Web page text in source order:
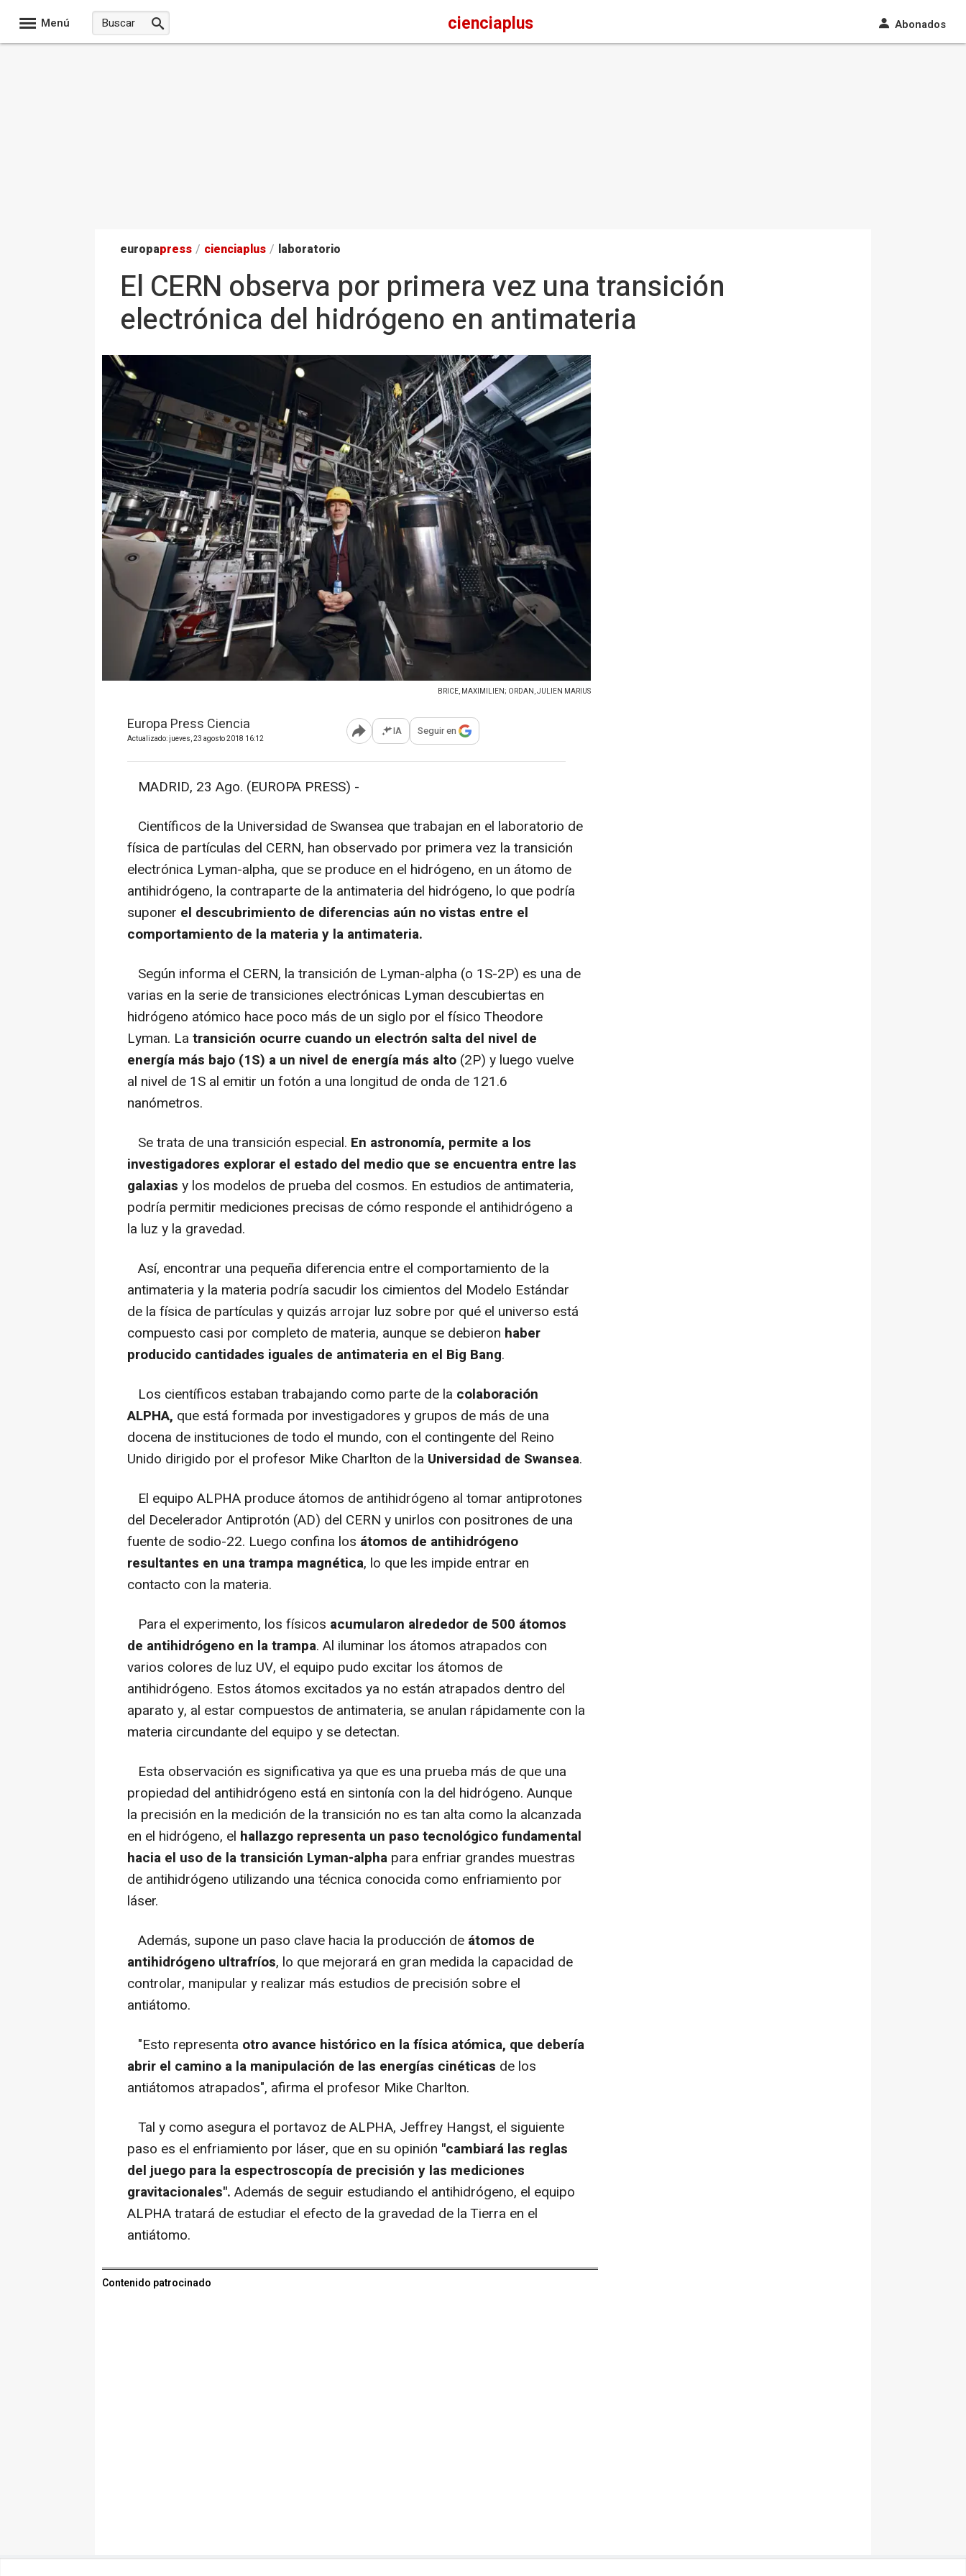
Menú cienciaplus Abonados
europapress / cienciaplus / laboratorio
El CERN observa por primera vez una transición
electrónica del hidrógeno en antimateria
BRICE, MAXIMILIEN; ORDAN, JULIEN MARIUS
Europa Press Ciencia
Actualizado: jueves, 23 agosto 2018 16:12 Abrir opciones para compartir
IA Seguir en
MADRID, 23 Ago. (EUROPA PRESS) -
Científicos de la Universidad de Swansea que trabajan en el laboratorio de
física de partículas del CERN, han observado por primera vez la transición
electrónica Lyman-alpha, que se produce en el hidrógeno, en un átomo de
antihidrógeno, la contraparte de la antimateria del hidrógeno, lo que podría
suponer el descubrimiento de diferencias aún no vistas entre el
comportamiento de la materia y la antimateria.
Según informa el CERN, la transición de Lyman-alpha (o 1S-2P) es una de
varias en la serie de transiciones electrónicas Lyman descubiertas en
hidrógeno atómico hace poco más de un siglo por el físico Theodore
Lyman. La transición ocurre cuando un electrón salta del nivel de
energía más bajo (1S) a un nivel de energía más alto (2P) y luego vuelve
al nivel de 1S al emitir un fotón a una longitud de onda de 121.6
nanómetros.
Se trata de una transición especial. En astronomía, permite a los
investigadores explorar el estado del medio que se encuentra entre las
galaxias y los modelos de prueba del cosmos. En estudios de antimateria,
podría permitir mediciones precisas de cómo responde el antihidrógeno a
la luz y la gravedad.
Así, encontrar una pequeña diferencia entre el comportamiento de la
antimateria y la materia podría sacudir los cimientos del Modelo Estándar
de la física de partículas y quizás arrojar luz sobre por qué el universo está
compuesto casi por completo de materia, aunque se debieron haber
producido cantidades iguales de antimateria en el Big Bang.
Los científicos estaban trabajando como parte de la colaboración
ALPHA, que está formada por investigadores y grupos de más de una
docena de instituciones de todo el mundo, con el contingente del Reino
Unido dirigido por el profesor Mike Charlton de la Universidad de Swansea.
El equipo ALPHA produce átomos de antihidrógeno al tomar antiprotones
del Decelerador Antiprotón (AD) del CERN y unirlos con positrones de una
fuente de sodio-22. Luego confina los átomos de antihidrógeno
resultantes en una trampa magnética, lo que les impide entrar en
contacto con la materia.
Para el experimento, los físicos acumularon alrededor de 500 átomos
de antihidrógeno en la trampa. Al iluminar los átomos atrapados con
varios colores de luz UV, el equipo pudo excitar los átomos de
antihidrógeno. Estos átomos excitados ya no están atrapados dentro del
aparato y, al estar compuestos de antimateria, se anulan rápidamente con la
materia circundante del equipo y se detectan.
Esta observación es significativa ya que es una prueba más de que una
propiedad del antihidrógeno está en sintonía con la del hidrógeno. Aunque
la precisión en la medición de la transición no es tan alta como la alcanzada
en el hidrógeno, el hallazgo representa un paso tecnológico fundamental
hacia el uso de la transición Lyman-alpha para enfriar grandes muestras
de antihidrógeno utilizando una técnica conocida como enfriamiento por
láser.
Además, supone un paso clave hacia la producción de átomos de
antihidrógeno ultrafríos, lo que mejorará en gran medida la capacidad de
controlar, manipular y realizar más estudios de precisión sobre el
antiátomo.
"Esto representa otro avance histórico en la física atómica, que debería
abrir el camino a la manipulación de las energías cinéticas de los
antiátomos atrapados", afirma el profesor Mike Charlton.
Tal y como asegura el portavoz de ALPHA, Jeffrey Hangst, el siguiente
paso es el enfriamiento por láser, que en su opinión "cambiará las reglas
del juego para la espectroscopía de precisión y las mediciones
gravitacionales". Además de seguir estudiando el antihidrógeno, el equipo
ALPHA tratará de estudiar el efecto de la gravedad de la Tierra en el
antiátomo.
Contenido patrocinado